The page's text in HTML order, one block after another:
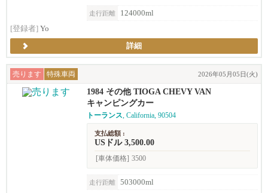
走行距離
124000ml
[登録者] Yo
詳細
売ります 特殊車両 2026年05月05日(火)
1984 その他 TIOGA CHEVY VAN
キャンピングカー
トーランス, California, 90504
支払総額 :
USドル 3,500.00
[車体価格] 3500
走行距離
503000ml